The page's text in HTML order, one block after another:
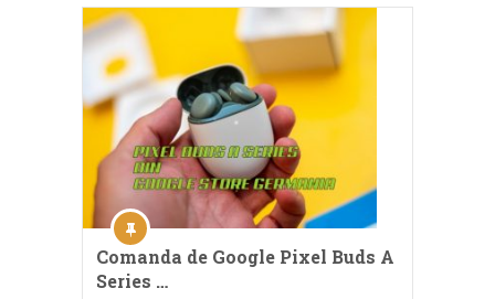
Comanda de Google Pixel Buds A
Series …